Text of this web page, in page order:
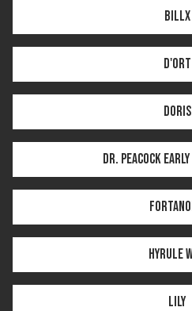
Billx
D'Ort
Doris
Dr. Peacock EARLY
Hyrule
Lily